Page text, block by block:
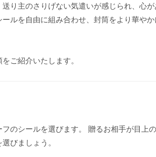
り主のさりげない気遣いが感じられ、心
ルを自由に組み合わせ、封筒をより華や
ご紹介いたします。
のシールを選びます。 贈るお相手が目上
びましょう。